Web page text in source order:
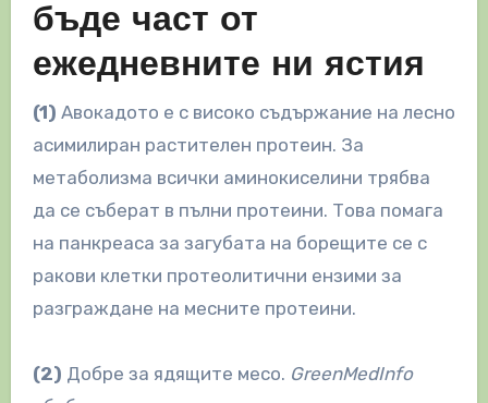
бъде част от
ежедневните ни ястия
(1) Авокадото е с високо съдържание на лесно
асимилиран растителен протеин. За
метаболизма всички аминокиселини трябва
да се съберат в пълни протеини. Това помага
на панкреаса за загубата на борещите се с
ракови клетки протеолитични ензими за
разграждане на месните протеини.
(2) Добре за ядящите месо. GreenMedInfo